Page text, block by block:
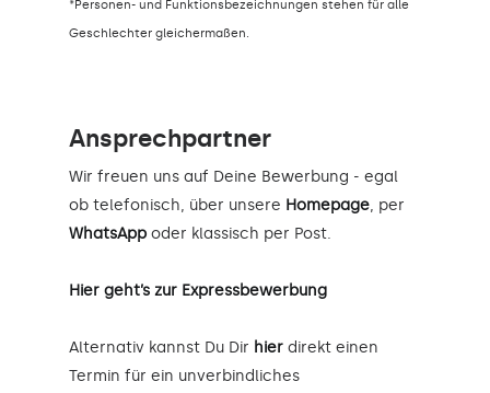
*Personen- und Funktionsbezeichnungen stehen für alle
Geschlechter gleichermaßen.
Ansprechpartner
Wir freuen uns auf Deine Bewerbung - egal
ob telefonisch, über unsere Homepage, per
WhatsApp oder klassisch per Post.
Hier geht’s zur Expressbewerbung
Alternativ kannst Du Dir hier direkt einen
Termin für ein unverbindliches